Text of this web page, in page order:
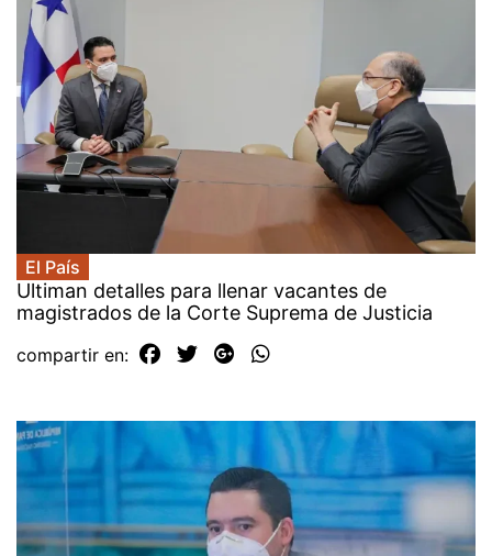
El País
Ultiman detalles para llenar vacantes de
magistrados de la Corte Suprema de Justicia
compartir en: